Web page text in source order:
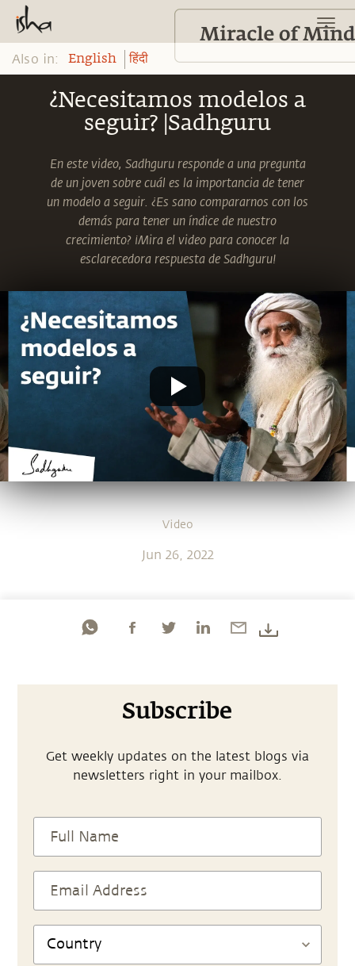
Also in: English हिंदी
¿Necesitamos modelos a
seguir? |Sadhguru
En este video, Sadhguru responde a una pregunta
de un joven sobre cuál es la importancia de tener
un modelo a seguir. ¿Es sano compararnos con los
demás para tener un índice de nuestro
crecimiento? ¡Mira el video para conocer la
esclarecedora respuesta de Sadhguru!
Video
Jun 26, 2022
Subscribe
Get weekly updates on the latest blogs via
newsletters right in your mailbox.